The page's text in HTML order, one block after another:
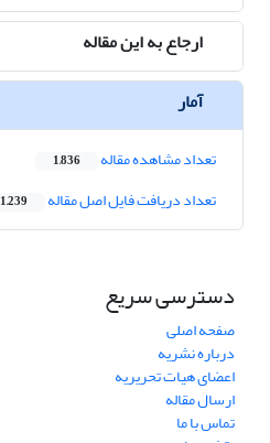
ارجاع به این مقاله
آمار
تعداد مشاهده مقاله 1,836
تعداد دریافت فایل اصل مقاله 1,239
دسترسی سریع
صفحه اصلی
درباره نشریه
اعضای هیات تحریریه
ارسال مقاله
تماس با ما